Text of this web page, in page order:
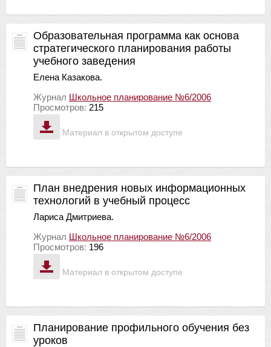
Материал в открытом доступе
Образовательная программа как основа
стратегического планирования работы
учебного заведения
Елена Казакова.
Журнал Школьное планирование №6/2006
Просмотров: 215
Материал в открытом доступе
План внедрения новых информационных
технологий в учебный процесс
Лариса Дмитриева.
Журнал Школьное планирование №6/2006
Просмотров: 196
Планирование профильного обучения без
уроков